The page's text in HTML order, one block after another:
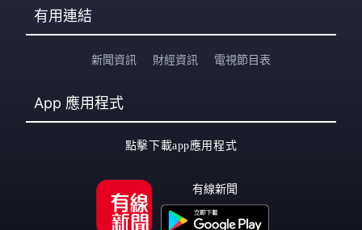
有用連結
新聞資訊 財經資訊 電視節目表
App 應用程式
點擊下載app應用程式
有線新聞